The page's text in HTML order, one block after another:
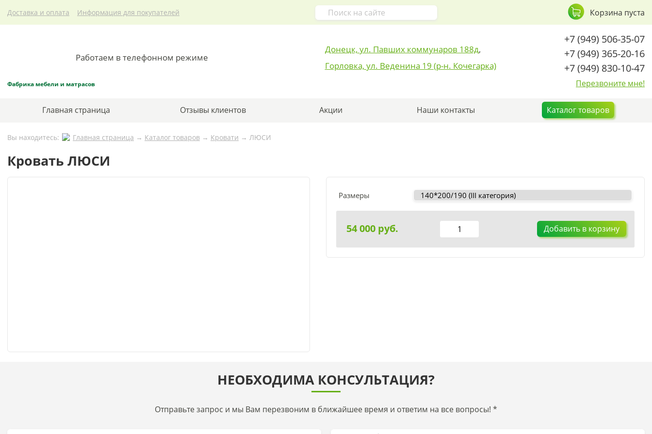
Доставка и оплата Информация для покупателей Корзина пуста
Фабрика мебели и матрасов
Работаем в телефонном режиме
Донецк, ул. Павших коммунаров 188д,
Горловка, ул. Веденина 19 (р-н. Кочегарка)
+7 (949) 506-35-07
+7 (949) 365-20-16
+7 (949) 830-10-47
Перезвоните мне!
Главная страница Отзывы клиентов Акции Наши контакты Каталог товаров
Вы находитесь: Главная страница → Каталог товаров → Кровати → ЛЮСИ
Кровать ЛЮСИ
Размеры
54 000руб. Добавить в корзину
НЕОБХОДИМА КОНСУЛЬТАЦИЯ?
Отправьте запрос и мы Вам перезвоним в ближайшее время и ответим на все вопросы! *